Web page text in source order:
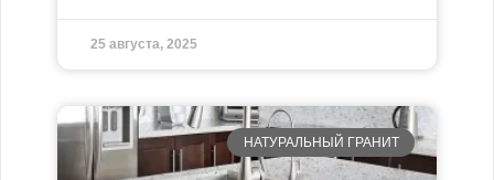
25 августа, 2025
НАТУРАЛЬНЫЙ ГРАНИТ